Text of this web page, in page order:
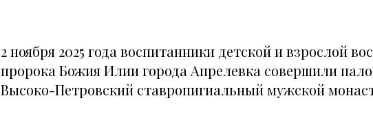
2 ноября 2025 года воспитанники детской и взрослой
пророка Божия Илии города Апрелевка совершили
Высоко-Петровский ставропигиальный мужской